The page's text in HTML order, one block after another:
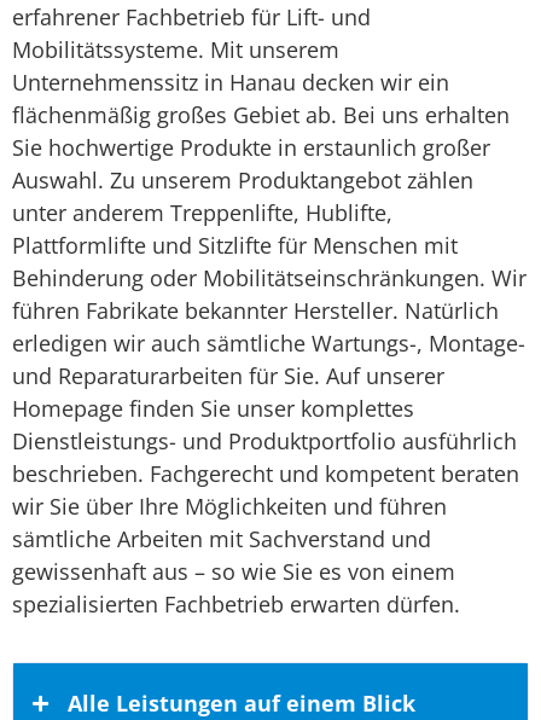
erfahrener Fachbetrieb für Lift- und
Mobilitätssysteme. Mit unserem
Unternehmenssitz in Hanau decken wir ein
flächenmäßig großes Gebiet ab. Bei uns erhalten
Sie hochwertige Produkte in erstaunlich großer
Auswahl. Zu unserem Produktangebot zählen
unter anderem Treppenlifte, Hublifte,
Plattformlifte und Sitzlifte für Menschen mit
Behinderung oder Mobilitätseinschränkungen. Wir
führen Fabrikate bekannter Hersteller. Natürlich
erledigen wir auch sämtliche Wartungs-, Montage-
und Reparaturarbeiten für Sie. Auf unserer
Homepage finden Sie unser komplettes
Dienstleistungs- und Produktportfolio ausführlich
beschrieben. Fachgerecht und kompetent beraten
wir Sie über Ihre Möglichkeiten und führen
sämtliche Arbeiten mit Sachverstand und
gewissenhaft aus – so wie Sie es von einem
spezialisierten Fachbetrieb erwarten dürfen.
Alle Leistungen auf einem Blick